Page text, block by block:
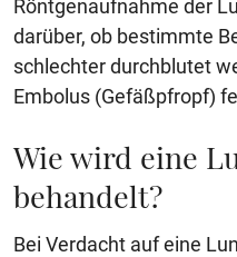
Röntgenaufnahme der
darüber, ob bestimmte
schlechter durchblutet
Embolus (Gefäßpfropf)
Wie wird eine
behandelt?
Bei Verdacht auf eine